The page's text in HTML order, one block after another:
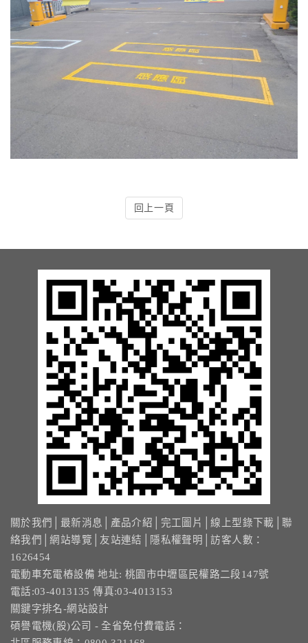
12.周邊配備-滿車燈箱實績
13.周邊配備-防撞條實績
14.邊配備-車輪檔實績
15.周邊配備-安全警示實績
17.周邊配備-方向指示實績
回上一頁
關於我們 最新消息 產品介紹 完工圖片 │線上型錄下載 │聯
絡我們
│網站導覽 友站連結 隱私權聲明
│訪客人數：
1626454
電動車充電樁設備 地址: 桃園市中壢區民權路二段147號
電話:03-4013135 傳真:03-4013153
關鍵字排名-網站設計
碩譽電機(股)公司 - 全省免付費電話：